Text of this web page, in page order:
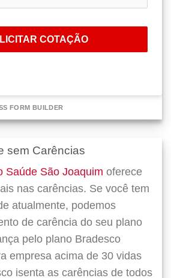
COTAÇÃO
FORM BUILDER
sem Carências
Saúde São Joaquim oferece
nas carências. Se você tem
atualmente, podemos
de carência do seu plano
pelo plano Bradesco
empresa acima de 30 vidas
isenta as carências de todos